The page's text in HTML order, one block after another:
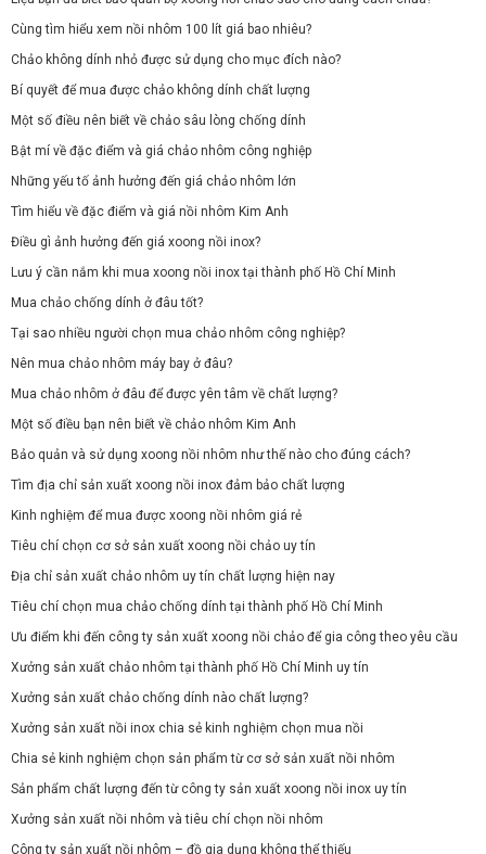
Cùng tìm hiểu xem nồi nhôm 100 lít giá bao nhiêu?
Chảo không dính nhỏ được sử dụng cho mục đích nào?
Bí quyết để mua được chảo không dính chất lượng
Một số điều nên biết về chảo sâu lòng chống dính
Bật mí về đặc điểm và giá chảo nhôm công nghiệp
Những yếu tố ảnh hưởng đến giá chảo nhôm lớn
Tìm hiểu về đặc điểm và giá nồi nhôm Kim Anh
Điều gì ảnh hưởng đến giá xoong nồi inox?
Lưu ý cần nắm khi mua xoong nồi inox tại thành phố Hồ Chí Minh
Mua chảo chống dính ở đâu tốt?
Tại sao nhiều người chọn mua chảo nhôm công nghiệp?
Nên mua chảo nhôm máy bay ở đâu?
Mua chảo nhôm ở đâu để được yên tâm về chất lượng?
Một số điều bạn nên biết về chảo nhôm Kim Anh
Bảo quản và sử dụng xoong nồi nhôm như thế nào cho đúng cách?
Tìm địa chỉ sản xuất xoong nồi inox đảm bảo chất lượng
Kinh nghiệm để mua được xoong nồi nhôm giá rẻ
Tiêu chí chọn cơ sở sản xuất xoong nồi chảo uy tín
Địa chỉ sản xuất chảo nhôm uy tín chất lượng hiện nay
Tiêu chí chọn mua chảo chống dính tại thành phố Hồ Chí Minh
Ưu điểm khi đến công ty sản xuất xoong nồi chảo để gia công theo yêu cầu
Xưởng sản xuất chảo nhôm tại thành phố Hồ Chí Minh uy tín
Xưởng sản xuất chảo chống dính nào chất lượng?
Xưởng sản xuất nồi inox chia sẻ kinh nghiệm chọn mua nồi
Chia sẻ kinh nghiệm chọn sản phẩm từ cơ sở sản xuất nồi nhôm
Sản phẩm chất lượng đến từ công ty sản xuất xoong nồi inox uy tín
Xưởng sản xuất nồi nhôm và tiêu chí chọn nồi nhôm
Công ty sản xuất nồi nhôm – đồ gia dụng không thể thiếu